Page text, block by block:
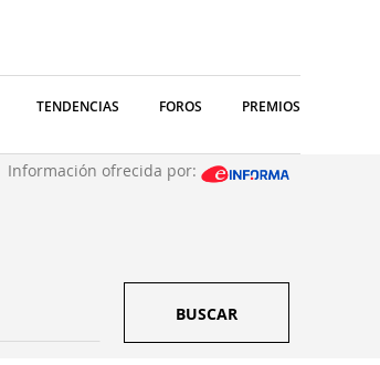
TENDENCIAS FOROS PREMIOS
Información ofrecida por:
BUSCAR